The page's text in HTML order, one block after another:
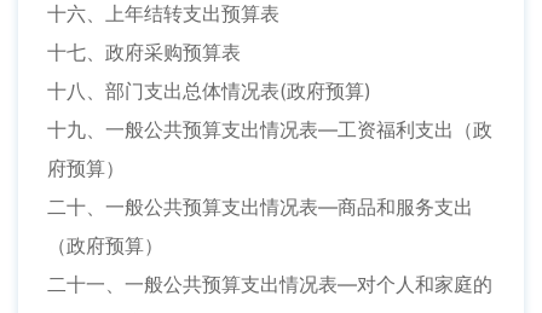
十六、上年结转支出预算表
十七、政府采购预算表
十八、部门支出总体情况表(政府预算)
十九、一般公共预算支出情况表—工资福利支出（政
府预算）
二十、一般公共预算支出情况表—商品和服务支出
（政府预算）
二十一、一般公共预算支出情况表—对个人和家庭的